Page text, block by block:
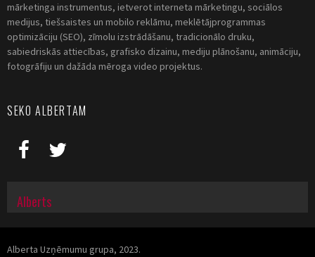
mārketinga instrumentus, ietverot interneta mārketingu, sociālos
medijus, tiešsaistes un mobilo reklāmu, meklētājprogrammas
optimizāciju (SEO), zīmolu izstrādāšanu, tradicionālo druku,
sabiedriskās attiecības, grafisko dizainu, mediju plānošanu, animāciju,
fotogrāfiju un dažāda mēroga video projektus.
SEKO ALBERTAM
Alberts
Alberta Uzņēmumu grupa, 2023.